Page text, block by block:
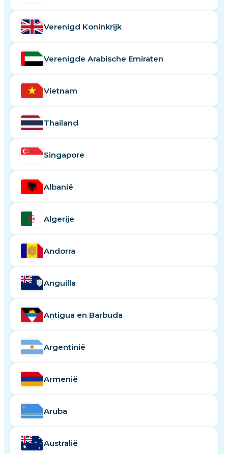
Verenigd Koninkrijk
Verenigde Arabische Emiraten
Vietnam
Thailand
Singapore
Albanië
Algerije
Andorra
Anguilla
Antigua en Barbuda
Argentinië
Armenië
Aruba
Australië